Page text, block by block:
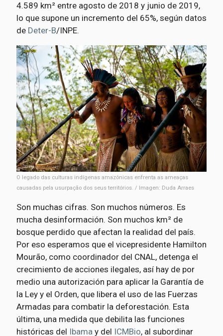
4.589 km² entre agosto de 2018 y junio de 2019,
lo que supone un incremento del 65%, según datos
de Deter-B/INPE.
O legado das culturas indígenas amazônicas enfrenta as ameaças
causadas pela usurpação dos seus territórios. / Imagen: Duda Arraes
Son muchas cifras. Son muchos números. Es
mucha desinformación. Son muchos km² de
bosque perdido que afectan la realidad del país.
Por eso esperamos que el vicepresidente Hamilton
Mourão, como coordinador del CNAL, detenga el
crecimiento de acciones ilegales, así hay de por
medio una autorización para aplicar la Garantía de
la Ley y el Orden, que libera el uso de las Fuerzas
Armadas para combatir la deforestación. Esta
última, una medida que debilita las funciones
históricas del Ibamay del ICMBio, al subordinar